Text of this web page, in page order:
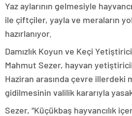
Yaz aylarının gelmesiyle
ile çiftçiler, yayla ve meraların
hazırlanıyor.
Damızlık Koyun ve Keçi
Mahmut Sezer, hayvan
Haziran arasında çevre illerdeki
gidilmesinin valilik kararıyla
Sezer, “Küçükbaş hayvancılık